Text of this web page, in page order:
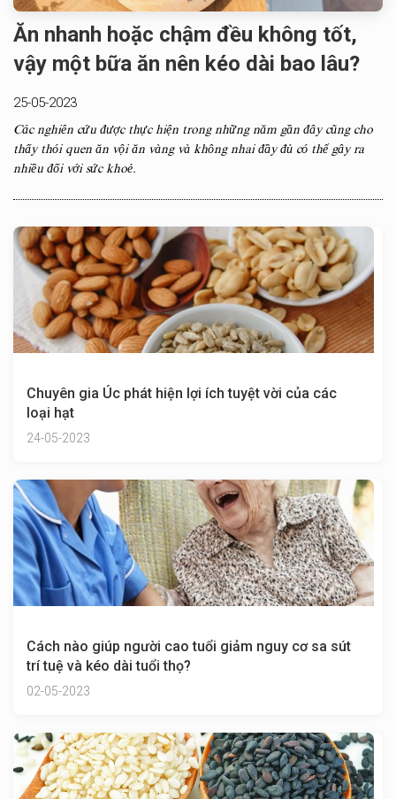
Ăn nhanh hoặc chậm đều không tốt,
vậy một bữa ăn nên kéo dài bao lâu?
25-05-2023
Các nghiên cứu được thực hiện trong những năm gần đây cũng cho
thấy thói quen ăn vội ăn vàng và không nhai đầy đủ có thể gây ra
nhiều đối với sức khoẻ.
Chuyên gia Úc phát hiện lợi ích tuyệt vời của các
loại hạt
24-05-2023
Cách nào giúp người cao tuổi giảm nguy cơ sa sút
trí tuệ và kéo dài tuổi thọ?
02-05-2023